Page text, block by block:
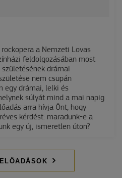
a Nemzeti Lovas
feldolgozásában most
drámai
nem csupán
egy drámai, lelki és
súlyát mind a mai napig
arra hívja Önt, hogy
kérdést: maradunk-e a
egy új, ismeretlen úton?